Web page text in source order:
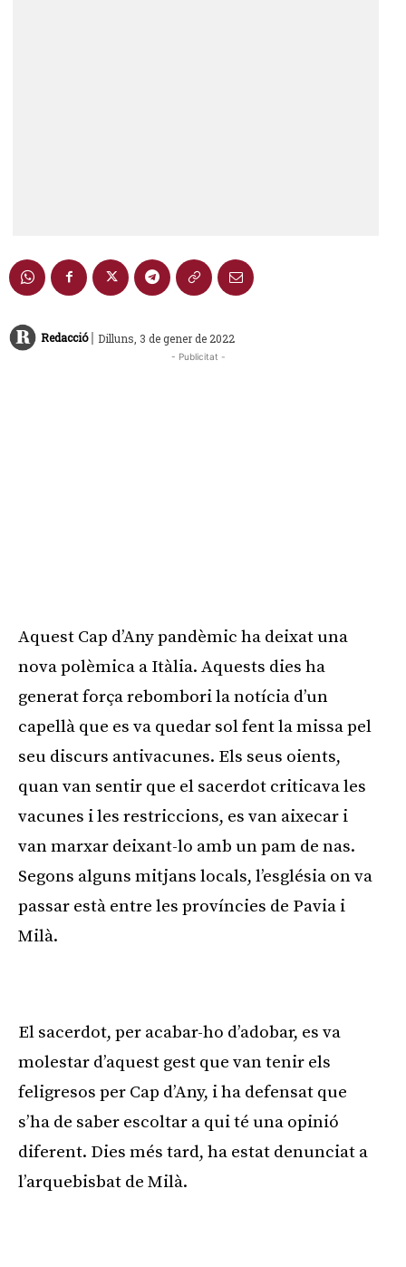
Redacció | Dilluns, 3 de gener de 2022
- Publicitat -
Aquest Cap d’Any pandèmic ha deixat una
nova polèmica a Itàlia. Aquests dies ha
generat força rebombori la notícia d’un
capellà que es va quedar sol fent la missa pel
seu discurs antivacunes. Els seus oients,
quan van sentir que el sacerdot criticava les
vacunes i les restriccions, es van aixecar i
van marxar deixant-lo amb un pam de nas.
Segons alguns mitjans locals, l’església on va
passar està entre les províncies de Pavia i
Milà.
El sacerdot, per acabar-ho d’adobar, es va
molestar d’aquest gest que van tenir els
feligresos per Cap d’Any, i ha defensat que
s’ha de saber escoltar a qui té una opinió
diferent. Dies més tard, ha estat denunciat a
l’arquebisbat de Milà.